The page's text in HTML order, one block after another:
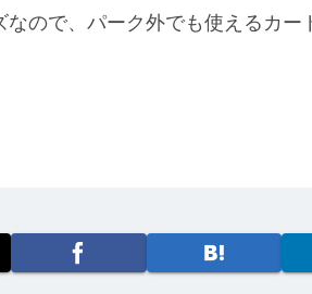
なので、パーク外でも使えるカ